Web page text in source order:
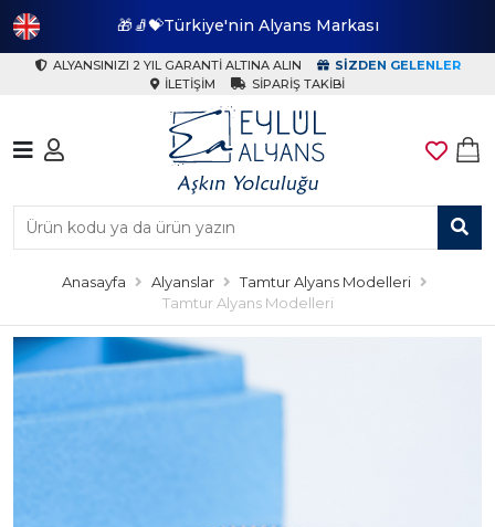
🎁🧦💝Türkiye'nin Alyans Markası
ALYANSINIZI 2 YIL GARANTI ALTINA ALIN
SIZDEN GELENLER
İLETIŞIM
SIPARIŞ TAKIBI
Anasayfa Alyanslar
Tamtur Alyans Modelleri
Tamtur Alyans Modelleri